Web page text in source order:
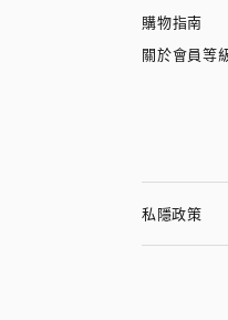
購物指南
關於會員等
私隱政策